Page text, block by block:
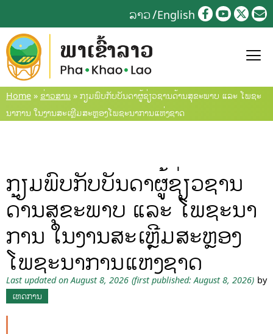
to
content
ລາວ English
Home » ຂ່າວສານ » ກຽມພົບກັບບັນດາຜູ້ຊ່ຽວຊານດ້ານສຸຂະພາບ ແລະ ໂພຊະ
ນາການ ໃນງານສະເຫຼີມສະຫຼອງໂພຊະນາການແຫ່ງຊາດ
ກຽມພົບກັບບັນດາຜູ້ຊ່ຽວຊານ
ດ້ານສຸຂະພາບ ແລະ ໂພຊະນາ
ການ ໃນງານສະເຫຼີມສະຫຼອງ
ໂພຊະນາການແຫ່ງຊາດ
Last updated on August 8, 2026 (first published: August 8, 2026) by
ເຫດການ